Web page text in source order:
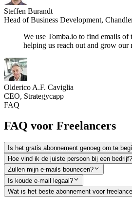
Steffen Burandt
Head of Business Development,
We use Tomba.io to find emails of
helping us reach out and grow our
Olderico A.F. Caviglia
CEO, Strategycapp
FAQ
FAQ voor Freelancers
Is het gratis abonnement genoeg om te
Hoe vind ik de juiste persoon bij een bedrijf?
Zullen mijn e-mails bounecen?
Is koude e-mail legaal?
Wat is het beste abonnement voor